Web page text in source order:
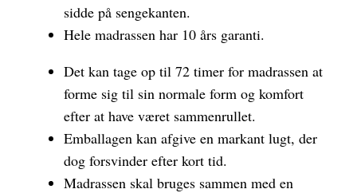
sidde på sengekanten.
Hele madrassen har 10 års garanti.
Det kan tage op til 72 timer for madrassen at
forme sig til sin normale form og komfort
efter at have været sammenrullet.
Emballagen kan afgive en markant lugt, der
dog forsvinder efter kort tid.
Madrassen skal bruges sammen med en